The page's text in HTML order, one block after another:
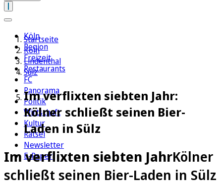
Köln
Region
Freizeit
Restaurants
FC
Panorama
Politik
Wirtschaft
Kultur
Rätsel
Newsletter
E-Paper
Startseite
Köln
Lindenthal
Sülz
Im verflixten siebten Jahr:
Kölner schließt seinen Bier-
Laden in Sülz
Im verflixten siebten JahrKölner
schließt seinen Bier-Laden in Sülz